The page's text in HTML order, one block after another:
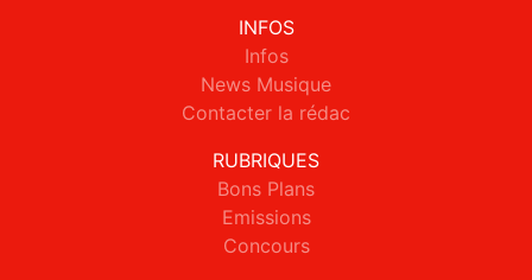
INFOS
Infos
News Musique
Contacter la rédac
RUBRIQUES
Bons Plans
Emissions
Concours